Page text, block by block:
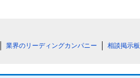
業界のリーディングカンパニー 相談掲示板